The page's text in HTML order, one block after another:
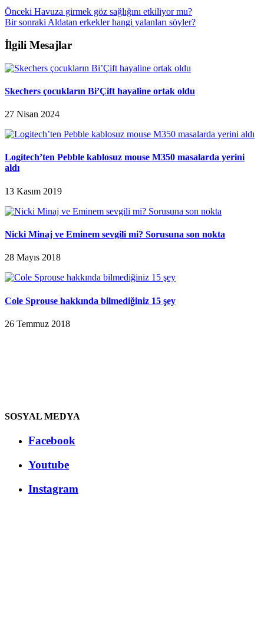
Önceki Havuza girmek göz sağlığını etkiliyor mu?
Bir sonraki Aldatan erkekler hangi yalanları söyler?
İlgili Mesajlar
Skechers çocukların Bi’Çift hayaline ortak oldu
27 Nisan 2024
Logitech’ten Pebble kablosuz mouse M350 masalarda yerini
aldı
13 Kasım 2019
Nicki Minaj ve Eminem sevgili mi? Sorusuna son nokta
28 Mayıs 2018
Cole Sprouse hakkında bilmediğiniz 15 şey
26 Temmuz 2018
SOSYAL MEDYA
Facebook
Youtube
Instagram